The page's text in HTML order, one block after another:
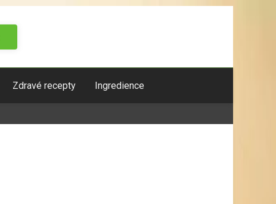
Zdravé recepty Ingredience